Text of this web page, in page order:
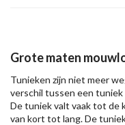
Grote maten
Tunieken zijn niet meer
verschil tussen een tuniek
De tuniek valt vaak tot de
van kort tot lang. De